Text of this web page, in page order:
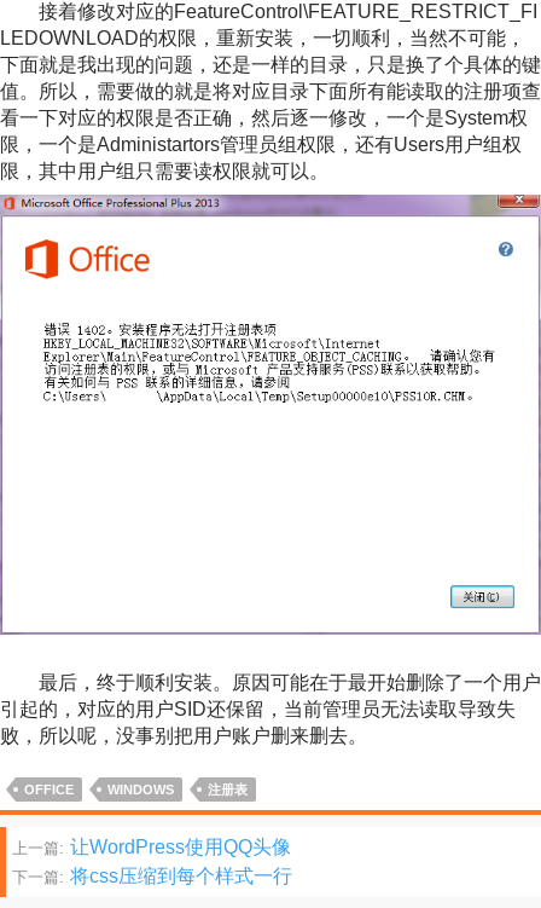
接着修改对应的FeatureControl\FEATURE_RESTRICT_FI
LEDOWNLOAD的权限，重新安装，一切顺利，当然不可能，
下面就是我出现的问题，还是一样的目录，只是换了个具体的键
值。所以，需要做的就是将对应目录下面所有能读取的注册项查
看一下对应的权限是否正确，然后逐一修改，一个是System权
限，一个是Administartors管理员组权限，还有Users用户组权
限，其中用户组只需要读权限就可以。
最后，终于顺利安装。原因可能在于最开始删除了一个用户
引起的，对应的用户SID还保留，当前管理员无法读取导致失
败，所以呢，没事别把用户账户删来删去。
OFFICE WINDOWS 注册表
文
章
上一篇: 让WordPress使用QQ头像
下一篇: 将css压缩到每个样式一行